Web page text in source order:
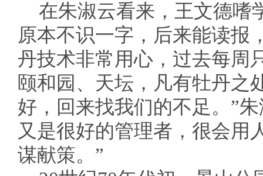
在朱淑云看来，王文德嗜
原本不识一字，后来能读报
丹技术非常用心，过去每周
颐和园、天坛，凡有牡丹之
好，回来找我们的不足。”
又是很好的管理者，很会用
谋献策。”